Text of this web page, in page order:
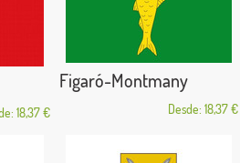
18,37 €
Figaró-Montmany
Desde: 18,37 €